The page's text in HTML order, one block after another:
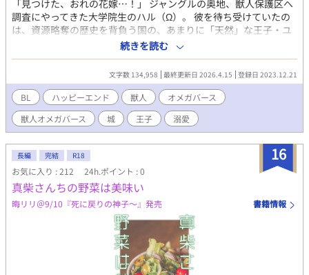
「見つけた、おれの花嫁…！」 ジャングルの奥地、獣人保護区へ
調査にやってきた大学院生のハル（Ω）。 彼を待ち受けていたの
は、資源略奪の歴史を背負う国の、あまりに「天然」な王子・ユ
キ（α）だった。 初対面でいきなり押し倒され、「おれの子を産
んで！」と迫るユキに、ハルはビンタで応戦！ 第一印象は最悪、
考えれば考えるほどムカつく相手なのに、なぜかハルの身体は、
ユキの甘い匂いに疼いてしまい…！？ おバカな恋の裏側に、奪わ
れた獣人の歴史が交錯する—— オメガバースとは？ 欧米が発祥と
いわれる物語設定で、α（アルファ）、β（ベータ）、Ω（オメ
ガ）、3種の人間が存在するユニバース（架空の世界）のこと。
オメガバースの特徴として、男女に関係なく妊娠することができ
ます。 ⚠️獣型⇄人型に変化するタイプの獣人(わんこ)です 【ジャ
ンル】 ファンタジー・ラブラブ・ギャグ・切ない・ハピエン・子
作り・城もの 【メインCP】 攻め・ユキ(ａ) 獣人族の王族。とって
もお金持ちのボンボン！社交の場ではなんでもそつなくこなせる
スパダリ風味の美青年なのに、日常生活ではちょっと自分の世界
強めの天然くん。獣人調査のためにやってきたハルに一目惚れ
し、結婚して！！！おれの子供産んで！！と迫る。モフモフの耳
と尻尾がチャームポイント。ハルのことを運命のつがいだと言い
張っている。 受け・ハル(Ω) 普通の大学院生。幼い頃から獣人族
に憧れていて、大好きすぎて院でも専攻している。幼稚園のアル
続きを読む
文字数 134,958 最終更新日 2026.4.15 登録日 2023.12.21
BL ハッピーエンド 獣人
オメガバース
獣人オメガバース
城 王子 溺愛
16
長編 完結 R18
お気に入り : 212 24h.ポイント : 0
真柴さんちの野菜は美味い
晦リリ＠9/10『死に戻りの神子～』発売 書籍情報